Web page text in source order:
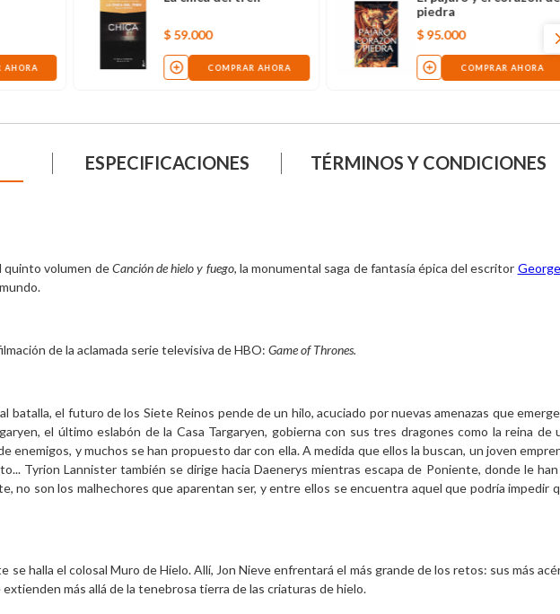
AHORA
$ 59.000
COMPRAR AHORA
piedra
$ 95.000
COMPRAR AHORA
ESPECIFICACIONES TÉRMINOS Y CONDICIONES
quinto volumen de Canción de hielo y fuego, la monumental saga de fantasía épica del escritor
de la aclamada serie televisiva de HBO: Game of Thrones.
batalla, el futuro de los Siete Reinos pende de un hilo, acuciado por nuevas amenazas que
el último eslabón de la Casa Targaryen, gobierna con sus tres dragones como la reina
enemigos, y muchos se han propuesto dar con ella. A medida que ellos la buscan, un joven
Tyrion Lannister también se dirige hacia Daenerys mientras escapa de Poniente, donde le
no son los malhechores que aparentan ser, y entre ellos se encuentra aquel que podría impedir
se halla el colosal Muro de Hielo. Allí, Jon Nieve enfrentará el más grande de los retos: sus más
más allá de la tenebrosa tierra de las criaturas de hielo.